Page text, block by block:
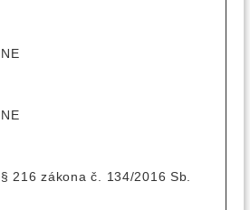
NE
NE
§ 216 zákona č. 134/2016 Sb.